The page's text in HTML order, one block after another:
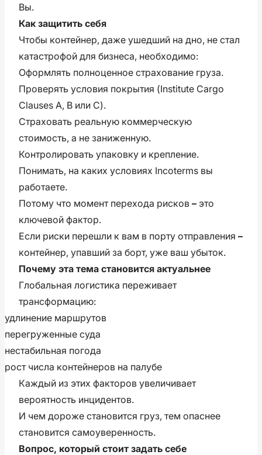
Вы.
Как защитить себя
Чтобы контейнер, даже ушедший на дно, не стал
катастрофой для бизнеса, необходимо:
Оформлять полноценное страхование груза.
Проверять условия покрытия (Institute Cargo
Clauses A, B или C).
Страховать реальную коммерческую
стоимость, а не заниженную.
Контролировать упаковку и крепление.
Понимать, на каких условиях Incoterms вы
работаете.
Потому что момент перехода рисков – это
ключевой фактор.
Если риски перешли к вам в порту отправления –
контейнер, упавший за борт, уже ваш убыток.
Почему эта тема становится актуальнее
Глобальная логистика переживает
трансформацию:
удлинение маршрутов
перегруженные суда
нестабильная погода
рост числа контейнеров на палубе
Каждый из этих факторов увеличивает
вероятность инцидентов.
И чем дороже становится груз, тем опаснее
становится самоуверенность.
Вопрос, который стоит задать себе